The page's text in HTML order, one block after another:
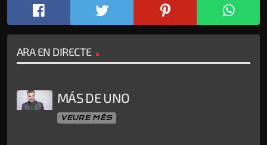
ARA EN DIRECTE
MÁS DE UNO
VEURE MÉS